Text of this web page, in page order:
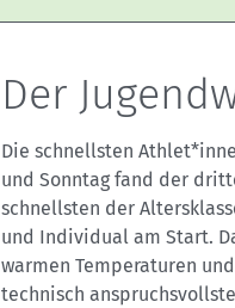
Der
Die schnellsten
und Sonntag fand der
schnellsten der
und Individual am Start.
warmen Temperaturen
technisch